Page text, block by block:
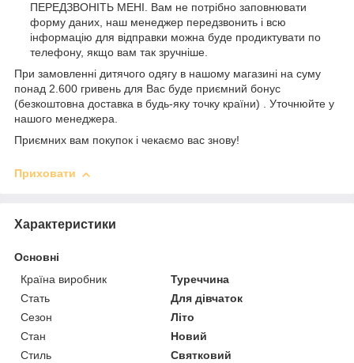
ПЕРЕДЗВОНІТЬ МЕНІ. Вам не потрібно заповнювати
форму даних, наш менеджер передзвонить і всю
інформацію для відправки можна буде продиктувати по
телефону, якщо вам так зручніше.
При замовленні дитячого одягу в нашому магазині на суму
понад 2.600 гривень для Вас буде приємний бонус
(безкоштовна доставка в будь-яку точку країни) . Уточнюйте у
нашого менеджера.
Приємних вам покупок і чекаємо вас знову!
Приховати
Характеристики
Основні
Країна виробник
Туреччина
Стать
Для дівчаток
Сезон
Літо
Стан
Новий
Стиль
Святковий